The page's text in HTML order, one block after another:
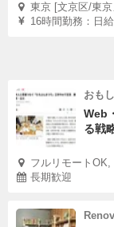
東京 [文京区/東
16時間勤務：日
おも
Web
る戦
フルリモート
長期歓迎